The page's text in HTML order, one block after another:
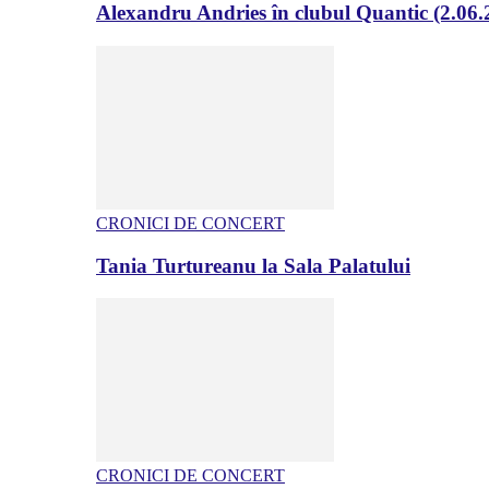
Alexandru Andries în clubul Quantic
CRONICI DE CONCERT
Tania Turtureanu la Sala Palatului
CRONICI DE CONCERT